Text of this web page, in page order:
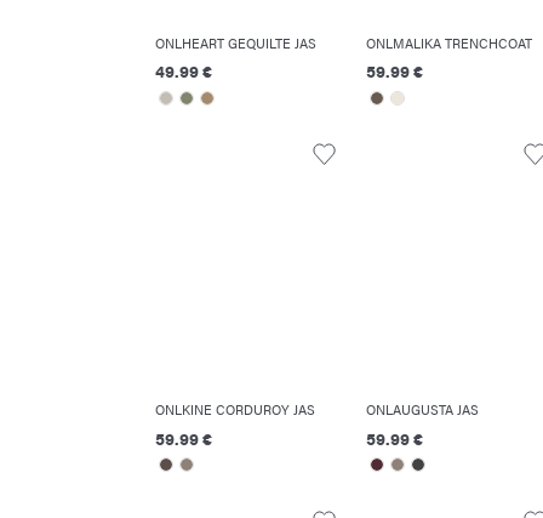
ONLHEART GEQUILTE JAS
49.99 €
ONLMALIKA TRENCHCOAT
59.99 €
ONLKINE CORDUROY JAS
59.99 €
ONLAUGUSTA JAS
59.99 €